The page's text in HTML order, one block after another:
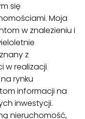
się
Moja
w znalezieniu i
z
w realizacji
rynku
informacji na
inwestycji.
nieruchomość,